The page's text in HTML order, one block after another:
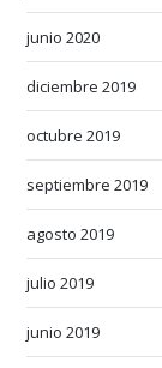
junio 2020
diciembre 2019
octubre 2019
septiembre 2019
agosto 2019
julio 2019
junio 2019